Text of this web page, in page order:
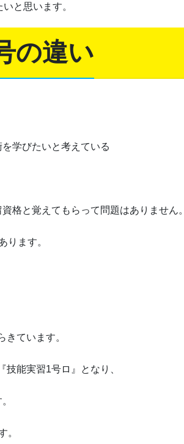
と思います。
の違い
学びたいと考えている
格と覚えてもらって問題はありません。
ります。
ています。
能実習1号ロ』となり、
。